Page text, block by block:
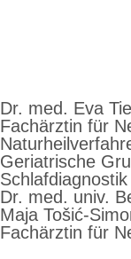
Dr. med. Eva
Fachärztin für
Geriatrische
Schlafdiagnostik
Dr. med. univ.
Maja Tošić-
Fachärztin für